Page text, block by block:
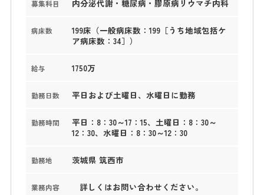
募集科目 内分泌代謝・糖尿病・膠原病リウマチ内科
病床数
199床（一般病床数：199［うち地域包括ケ
ア病床数：34］）
給与 1750万
勤務日数 平日および土曜日、水曜日に勤務
勤務時間
平日：8：30～17：15、土曜日：8：30～
12：30、水曜日：8：30～12：30
勤務地 茨城県 筑西市
業務内容 詳しくはお問い合わせください。